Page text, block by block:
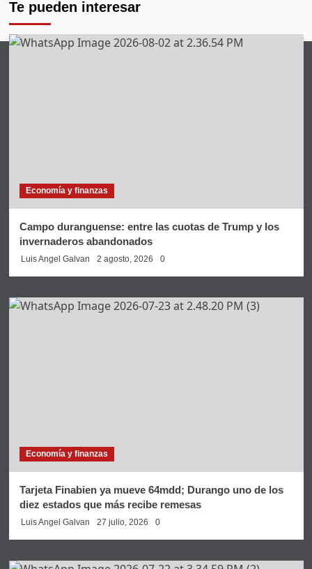
Te pueden interesar
Economía y finanzas
Campo duranguense: entre las cuotas de Trump y los
invernaderos abandonados
Luis Angel Galvan 2 agosto, 2026 0
Economía y finanzas
Tarjeta Finabien ya mueve 64mdd; Durango uno de los
diez estados que más recibe remesas
Luis Angel Galvan 27 julio, 2026 0